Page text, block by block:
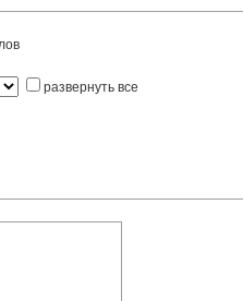
развернуть все